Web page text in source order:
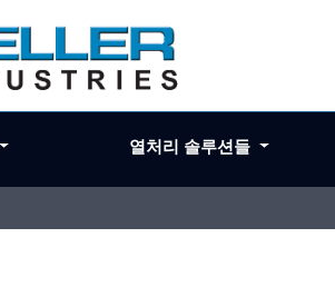
열처리 솔루션들